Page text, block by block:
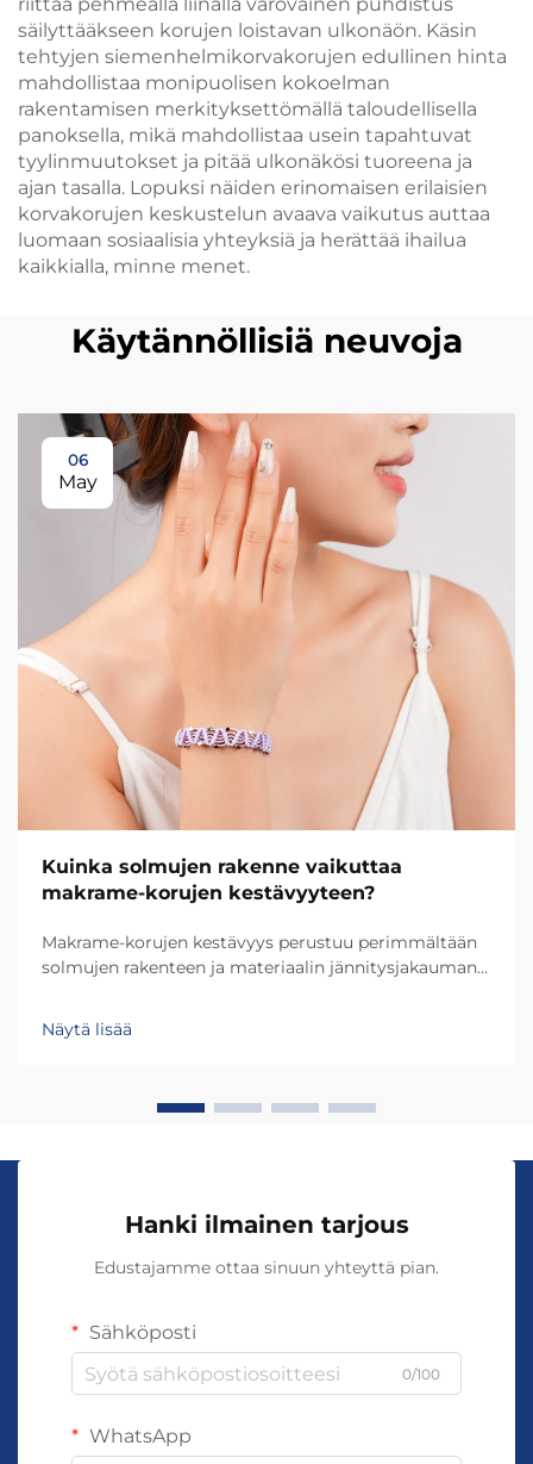
säilyttääkseen korujen loistavan ulkonäön. Käsin
tehtyjen siemenhelmikorvakorujen edullinen hinta
mahdollistaa monipuolisen kokoelman
rakentamisen merkityksettömällä taloudellisella
panoksella, mikä mahdollistaa usein tapahtuvat
tyylinmuutokset ja pitää ulkonäkösi tuoreena ja
ajan tasalla. Lopuksi näiden erinomaisen erilaisien
korvakorujen keskustelun avaava vaikutus auttaa
luomaan sosiaalisia yhteyksiä ja herättää ihailua
kaikkialla, minne menet.
Käytännöllisiä neuvoja
06
May
Kuinka solmujen rakenne vaikuttaa
makrame-korujen kestävyyteen?
Makrame-korujen kestävyys perustuu perimmältään
solmujen rakenteen ja materiaalin jännitysjakauman
solmutyyppi luo ainutlaatuisia jännityskuvioita, jotka
määrittävät, kuinka hyvin kappale kestää päivittäistä
Näytä lisää
Hanki ilmainen tarjous
Edustajamme ottaa sinuun yhteyttä pian.
Sähköposti
0/100
WhatsApp